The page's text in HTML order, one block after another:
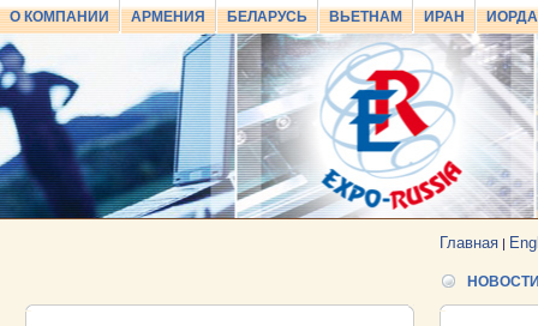
О КОМПАНИИ АРМЕНИЯ БЕЛАРУСЬ ВЬЕТНАМ ИРАН
Главная |